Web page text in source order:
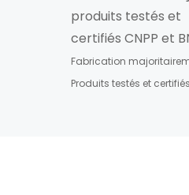
Fabrication
Produits testés et certifiés